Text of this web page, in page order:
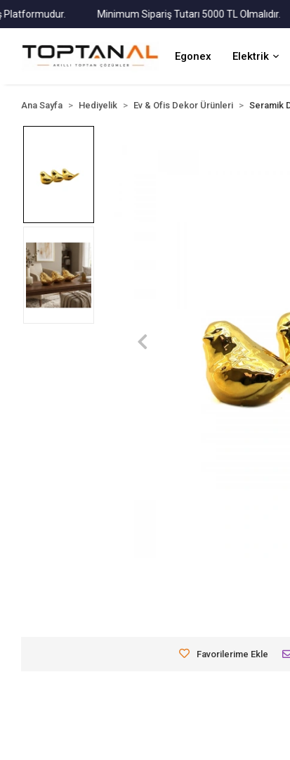
Minimum Sipariş Tutarı 5000 TL Olmalıdır.
Egonex Elektrik
Ana Sayfa Hediyelik Ev & Ofis Dekor Ürünleri Seramik
Favorilerime Ekle